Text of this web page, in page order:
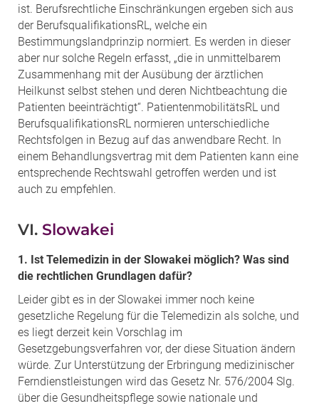
ist. Berufsrechtliche Einschränkungen ergeben sich aus
der BerufsqualifikationsRL, welche ein
Bestimmungslandprinzip normiert. Es werden in dieser
aber nur solche Regeln erfasst, „die in unmittelbarem
Zusammenhang mit der Ausübung der ärztlichen
Heilkunst selbst stehen und deren Nichtbeachtung die
Patienten beeinträchtigt“. PatientenmobilitätsRL und
BerufsqualifikationsRL normieren unterschiedliche
Rechtsfolgen in Bezug auf das anwendbare Recht. In
einem Behandlungsvertrag mit dem Patienten kann eine
entsprechende Rechtswahl getroffen werden und ist
auch zu empfehlen.
VI. Slowakei
1. Ist Telemedizin in der Slowakei möglich? Was sind
die rechtlichen Grundlagen dafür?
Leider gibt es in der Slowakei immer noch keine
gesetzliche Regelung für die Telemedizin als solche, und
es liegt derzeit kein Vorschlag im
Gesetzgebungsverfahren vor, der diese Situation ändern
würde. Zur Unterstützung der Erbringung medizinischer
Ferndienstleistungen wird das Gesetz Nr. 576/2004 Slg.
über die Gesundheitspflege sowie nationale und